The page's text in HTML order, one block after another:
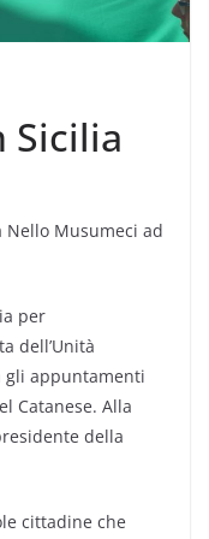
Sicilia
Nello Musumeci ad
per
dell’Unità
gli appuntamenti
Catanese. Alla
della
cittadine che